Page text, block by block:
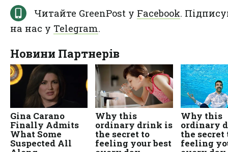
Читайте GreenPost у Facebook.
на нас у Telegram.